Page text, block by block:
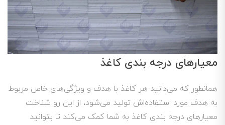
معیارهای درجه ‌بندی کاغذ
همانطور که می‌دانید هر کاغذ با هدف و ویژگی‌های خاص مربوط
به هدف مورد استفاده‌اش تولید می‌شود، از این رو شناخت
معیارهای درجه بندی کاغذ به شما کمک می‌کند تا بتوانید